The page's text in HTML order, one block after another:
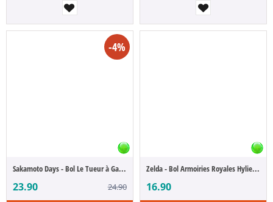
-4%
Sakamoto Days - Bol Le Tueur à Gages Légendaire Taro Sakamoto
23.90 24.90
Zelda - Bol Armoiries Royales Hyliennes
16.90